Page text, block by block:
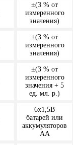
±(3 % от
измеренного
значения)
±(3 % от
измеренного
значения)
±(3 % от
измеренного
значения + 5
ед. мл. р.)
6х1,5В
батарей или
аккумуляторов
АА